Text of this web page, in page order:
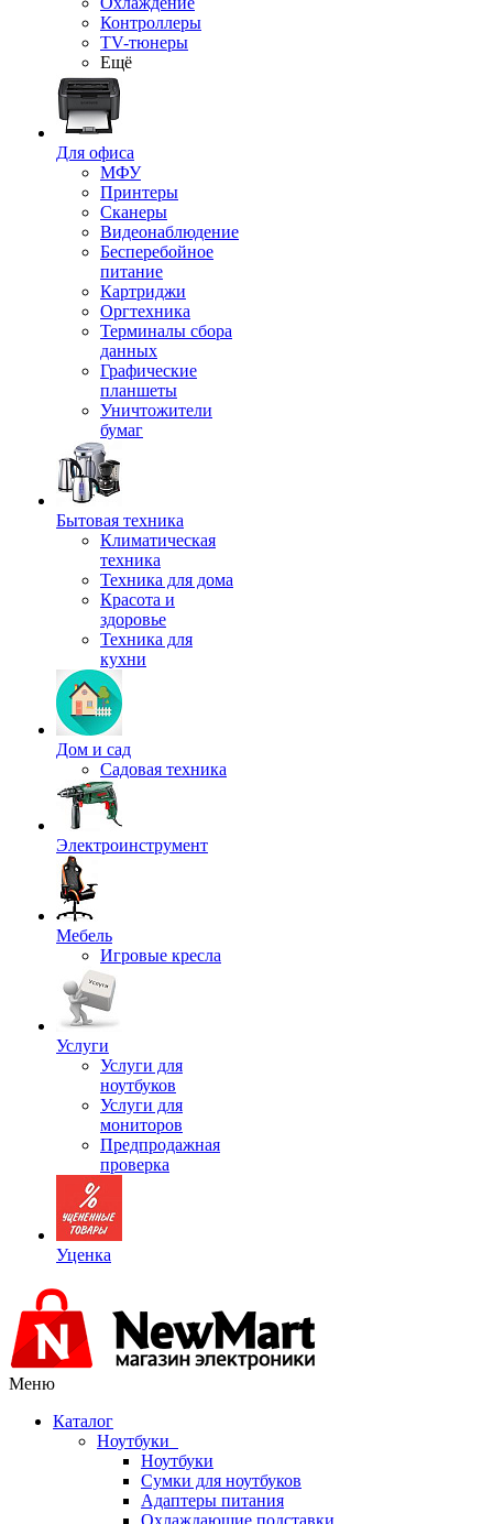
Контроллеры
TV-тюнеры
Ещё
Для офиса
МФУ
Принтеры
Сканеры
Видеонаблюдение
Бесперебойное
питание
Картриджи
Оргтехника
Терминалы сбора
данных
Графические
планшеты
Уничтожители
бумаг
Бытовая техника
Климатическая
техника
Техника для дома
Красота и
здоровье
Техника для
кухни
Дом и сад
Садовая техника
Электроинструмент
Мебель
Игровые кресла
Услуги
Услуги для
ноутбуков
Услуги для
мониторов
Предпродажная
проверка
Уценка
Меню
Каталог
Ноутбуки
Ноутбуки
Сумки для ноутбуков
Адаптеры питания
Охлаждающие подставки